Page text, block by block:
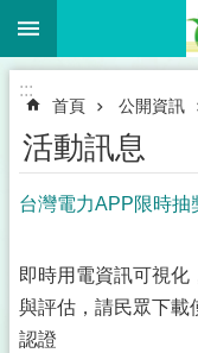
跳到主要內容區塊
:::
首頁 公開資訊
活動訊息
台灣電力APP限時抽
即時用電資訊可視
與評估，請民眾下載
認證